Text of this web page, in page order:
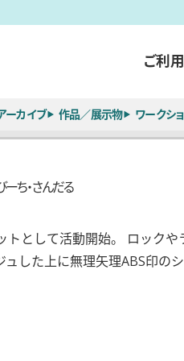
ご利
ーカイブ 作品／展示物 ワークシ
ーち・さんだる
トとして活動開始。 ロック
した上に無理矢理ABS印の